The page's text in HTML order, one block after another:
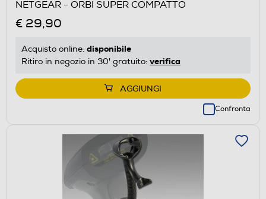
NETGEAR - ORBI SUPER COMPATTO
€ 29,90
Acquisto online: disponibile
Ritiro in negozio in 30' gratuito: verifica
AGGIUNGI
Confronta